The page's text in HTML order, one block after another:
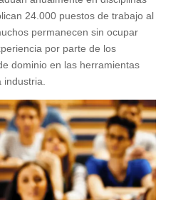
24.000 puestos de trabajo al
permanecen sin ocupar
por parte de los
dominio en las herramientas